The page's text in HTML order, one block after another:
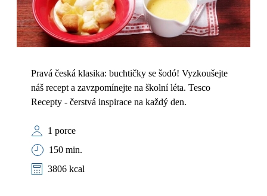
Pravá česká klasika: buchtičky se šodó! Vyzkoušejte
náš recept a zavzpomínejte na školní léta. Tesco
Recepty - čerstvá inspirace na každý den.
1 porce
150 min.
3806 kcal